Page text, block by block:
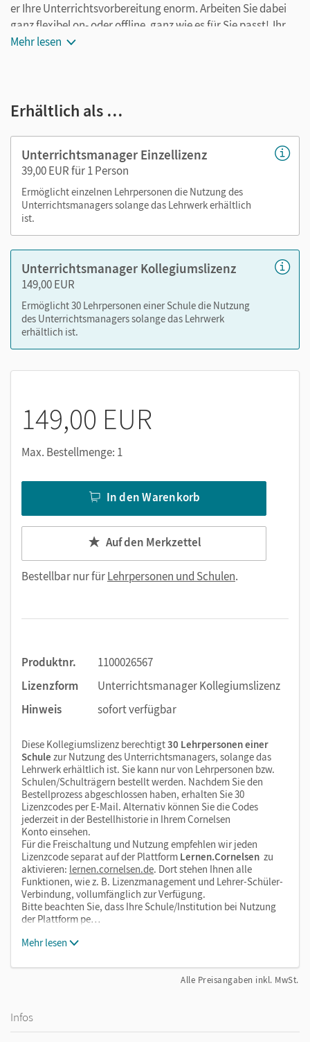
er Ihre Unterrichtsvorbereitung enorm. Arbeiten Sie dabei
ganz flexibel on- oder offline, ganz wie es für Sie passt! Ihr
Unterrichtsmanager enthält:
Videos mit Transkripten
Lösungen und Musterantworten
didaktische Hinweise und Lösungen aus den
editierbare Texte aus dem Schulbuch
Arbeitsblätter (Word/PDF)
Differenzierungsmaterialien (Word/PDF)
Klassenarbeiten (Word/PDF)
Musterprüfungen (Word/PDF)
editierbare Wörterverzeichnisse
Nutzen Sie den Unterrichtsmanager auf lernen.cornelsen.de
Mehr lesen
Erhältlich als …
Unterrichtsmanager Einzellizenz
39,00 EUR für 1 Person
Ermöglicht einzelnen Lehrpersonen die Nutzung des
Unterrichtsmanagers solange das Lehrwerk erhältlich
ist.
Unterrichtsmanager Kollegiumslizenz
149,00 EUR
Ermöglicht 30 Lehrpersonen einer Schule die Nutzung
des Unterrichtsmanagers solange das Lehrwerk
erhältlich ist.
149,00 EUR
Max. Bestellmenge: 1
In den Warenkorb
Auf den Merkzettel
Bestellbar nur fürLehrpersonen und Schulen.
Produktnr.
1100026567
Lizenzform
Unterrichtsmanager Kollegiumslizenz
Hinweis
sofort verfügbar
Diese Kollegiumslizenz berechtigt30 Lehrpersonen einer
Schule zur Nutzung des Unterrichtsmanagers, solange das
Lehrwerk erhältlich ist. Sie kann nur von Lehrpersonen bzw.
Schulen/Schulträgern bestellt werden. Nachdem Sie den
Bestellprozess abgeschlossen haben, erhalten Sie 30
Lizenzcodes per E-Mail. Alternativ können Sie die Codes
jederzeit in der Bestellhistorie in Ihrem Cornelsen
Konto einsehen.
Für die Freischaltung und Nutzung empfehlen wir jeden
Lizenzcode separat auf der Plattform Lernen.Cornelsen zu
aktivieren: lernen.cornelsen.de. Dort stehen Ihnen alle
Funktionen, wie z. B. Lizenzmanagement und Lehrer-Schüler-
Verbindung, vollumfänglich zur Verfügung.
Bitte beachten Sie, dass Ihre Schule/Institution bei Nutzung
der Plattform pe…
Mehr lesen
Alle Preisangaben inkl. MwSt.
Infos